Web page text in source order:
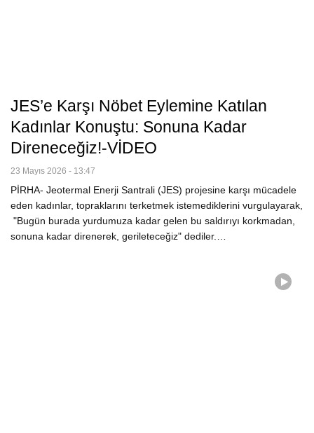
JES’e Karşı Nöbet Eylemine Katılan
Kadınlar Konuştu: Sonuna Kadar
Direneceğiz!-VİDEO
23 Mayıs 2026 - 13:47
PİRHA- Jeotermal Enerji Santrali (JES) projesine karşı mücadele
eden kadınlar, topraklarını terketmek istemediklerini vurgulayarak,
"Bugün burada yurdumuza kadar gelen bu saldırıyı korkmadan,
sonuna kadar direnerek, gerileteceğiz" dediler.…